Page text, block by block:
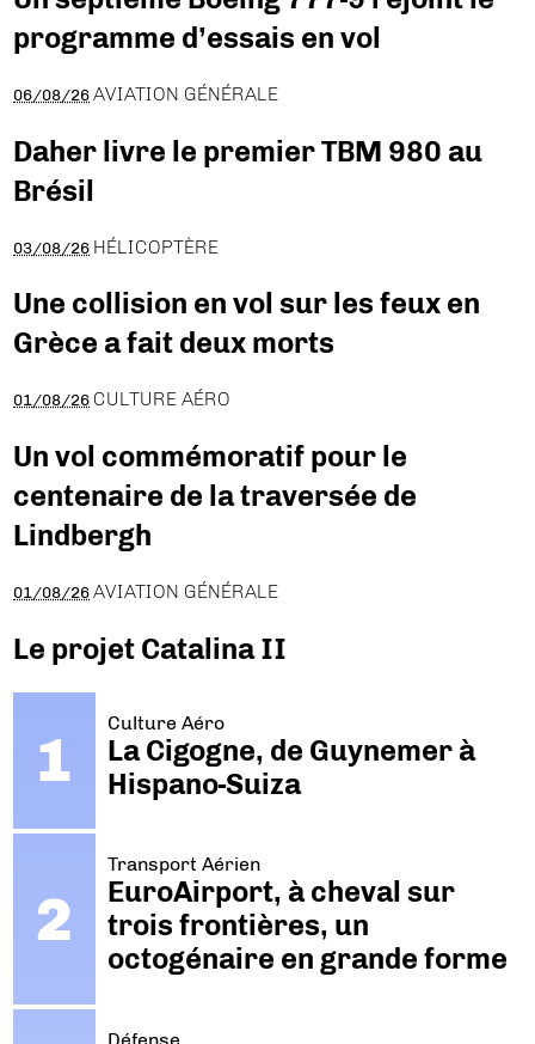
programme d’essais en vol
06/08/26 AVIATION GÉNÉRALE
Daher livre le premier TBM 980 au
Brésil
03/08/26 HÉLICOPTÈRE
Une collision en vol sur les feux en
Grèce a fait deux morts
01/08/26 CULTURE AÉRO
Un vol commémoratif pour le
centenaire de la traversée de
Lindbergh
01/08/26 AVIATION GÉNÉRALE
Le projet Catalina II
Culture Aéro
La Cigogne, de Guynemer à
Hispano-Suiza
Transport Aérien
EuroAirport, à cheval sur
trois frontières, un
octogénaire en grande forme